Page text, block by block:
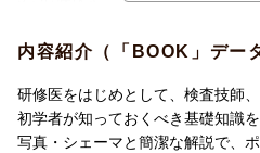
7．不整脈
4章 きれいな画像を出すためのコ
5章 症状別の評価
内容紹介（「BOOK」デー
研修医をはじめとして、検査技師
初学者が知っておくべき基礎知識
写真・シェーマと簡潔な解説で、